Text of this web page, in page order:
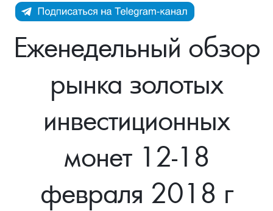
Каталог Монет
Монеты Россия и СССР
Иностранные
Памятные и старинные монеты
Памятные монеты России и СССР
Монеты и жетоны ЗМД
Золотые слитки
Аксессуары
Инфо
Подлинность монет
Выкуп серебряных монет
Вопрос - ответ
Памятка для работы с монетами из драгметаллов
Услуги
Подбор монет
Георгий Победоносец - динамика цен
Скупка слитков
Наши преимущества
Еженедельный обзор
рынка золотых
инвестиционных
монет 12-18
февраля 2018 г